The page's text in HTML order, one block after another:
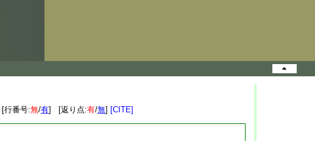
[行番号:無/有] [返り点:有/無] [CITE]